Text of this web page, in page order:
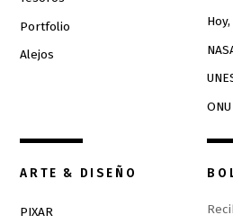
Portfolio
Alejos
ONU
ARTE & DISEÑO
PIXAR